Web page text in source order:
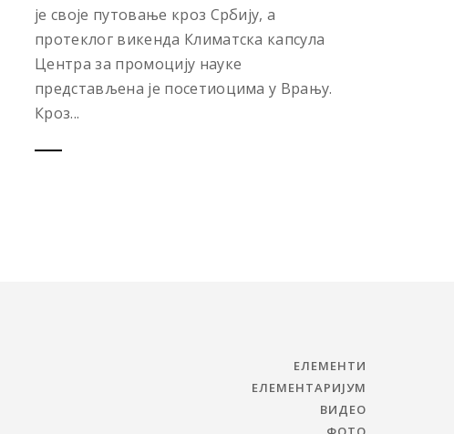
је своје путовање кроз Србију, а
протеклог викенда Климатска капсула
Центра за промоцију науке
представљена је посетиоцима у Врању.
Кроз...
ЕЛЕМЕНТИ
ЕЛЕМЕНТАРИЈУМ
ВИДЕО